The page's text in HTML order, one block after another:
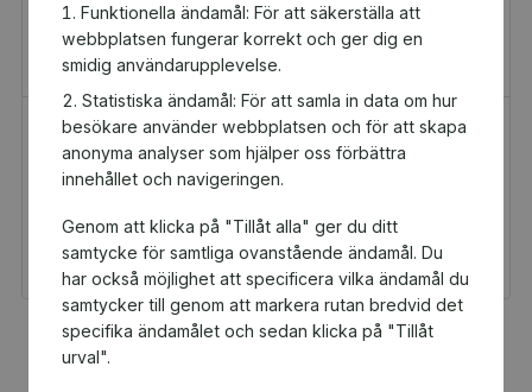
Funktionella ändamål: För att säkerställa att
webbplatsen fungerar korrekt och ger dig en
smidig användarupplevelse.
Statistiska ändamål: För att samla in data om hur
besökare använder webbplatsen och för att skapa
anonyma analyser som hjälper oss förbättra
innehållet och navigeringen.
Genom att klicka på "Tillåt alla" ger du ditt
samtycke för samtliga ovanstående ändamål. Du
har också möjlighet att specificera vilka ändamål du
samtycker till genom att markera rutan bredvid det
specifika ändamålet och sedan klicka på "Tillåt
urval".
H&M Presentkort
Presentkort
Du och Highland Grand
Dancers får 5 kr tillbaka
Golfamore
Presentkort
Du och Highland Grand
Dancers får 29,75 kr
tillbaka